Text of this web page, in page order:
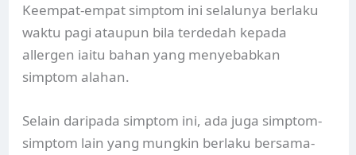
Keempat-empat simptom ini selalunya berlaku
waktu pagi ataupun bila terdedah kepada
allergen iaitu bahan yang menyebabkan
simptom alahan.
Selain daripada simptom ini, ada juga simptom-
simptom lain yang mungkin berlaku bersama-